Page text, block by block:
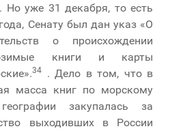
Но уже 31 декабря, то есть
Сенату был дан указ «О
о происхождении
книги и карты
34
. Дело в том, что в
масса книг по морскому
закупалась за
выходивших в России